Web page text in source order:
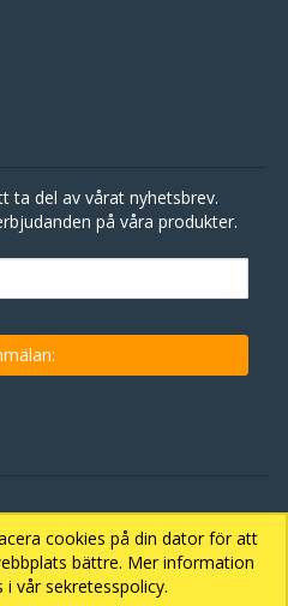
cookies på din dator för att
bättre. Mer information
vår sekretesspolicy.
ta del av vårat nyhetsbrev.
på våra produkter.